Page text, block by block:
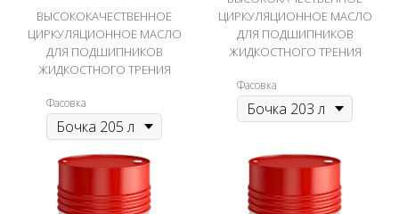
ВЫСОКОКАЧЕСТВЕННОЕ
ЦИРКУЛЯЦИОННОЕ МАСЛО
ДЛЯ ПОДШИПНИКОВ
ЖИДКОСТНОГО ТРЕНИЯ
Фасовка
ЦИРКУЛЯЦИОННОЕ МАСЛО
ДЛЯ ПОДШИПНИКОВ
ЖИДКОСТНОГО ТРЕНИЯ
Фасовка